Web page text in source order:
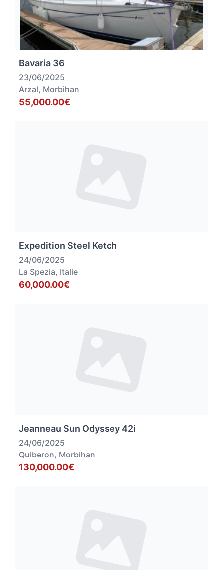
Bavaria 36
23/06/2025
Arzal, Morbihan
55,000.00€
Expedition Steel Ketch
24/06/2025
La Spezia, Italie
60,000.00€
Jeanneau Sun Odyssey 42i
24/06/2025
Quiberon, Morbihan
130,000.00€